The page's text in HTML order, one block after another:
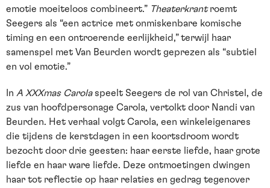
emotie moeiteloos combineert.” Theaterkrantroemt
Seegers als “een actrice met onmiskenbare komische
timing en een ontroerende eerlijkheid,” terwijl haar
samenspel met Van Beurden wordt geprezen als “subtiel
en vol emotie.”
In A XXXmas Carolaspeelt Seegers de rol van Christel, de
zus van hoofdpersonage Carola, vertolkt door Nandi van
Beurden. Het verhaal volgt Carola, een winkeleigenares
die tijdens de kerstdagen in een koortsdroom wordt
bezocht door drie geesten: haar eerste liefde, haar grote
liefde en haar ware liefde. Deze ontmoetingen dwingen
haar tot reflectie op haar relaties en gedrag tegenover